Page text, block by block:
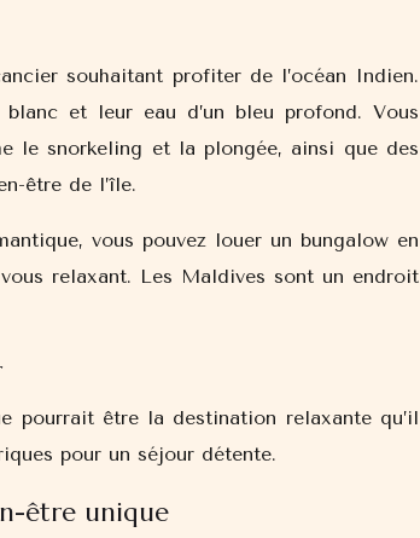
souhaitant profiter de l’océan Indien.
et leur eau d’un bleu profond. Vous
le snorkeling et la plongée, ainsi que des
être de l’île.
vous pouvez louer un bungalow en
relaxant. Les Maldives sont un endroit
pourrait être la destination relaxante qu’il
pour un séjour détente.
être unique